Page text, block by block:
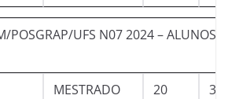
POSGRAP/UFS N07 2024 – ALUNOS
MESTRADO 20